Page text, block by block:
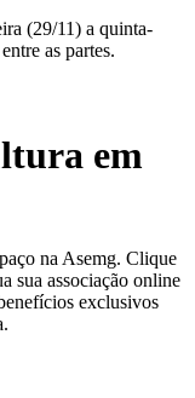
(29/11) a quinta-
as partes.
em
na Asemg. Clique
sua associação online
exclusivos